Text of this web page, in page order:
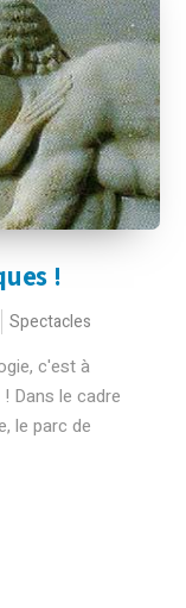
!
Spectacles
c'est à
Dans le cadre
le parc de